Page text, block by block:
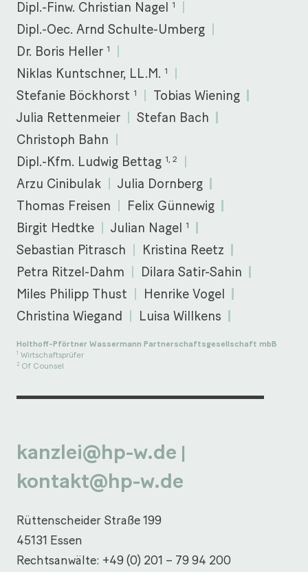
Dipl.-Finw. Christian Nagel 1
Dipl.-Oec. Arnd Schulte-Umberg
Dr. Boris Heller 1
Niklas Kuntschner, LL.M. 1
Stefanie Böckhorst 1
Tobias Wiening
Julia Rettenmeier
Stefan Bach
Christoph Bahn
Dipl.-Kfm. Ludwig Bettag 1, 2
Arzu Cinibulak
Julia Dornberg
Thomas Freisen
Felix Günnewig
Birgit Hedtke
Julian Nagel 1
Sebastian Pitrasch
Kristina Reetz
Petra Ritzel-Dahm
Dilara Satir-Sahin
Miles Philipp Thust
Henrike Vogel
Christina Wiegand
Luisa Willkens
Holthoff-Pförtner Wassermann Partnerschaftsgesellschaft mbB
1 Wirtschaftsprüfer
2 Of Counsel
kanzlei@hp-w.de |
kontakt@hp-w.de
Rüttenscheider Straße 199
45131 Essen
Rechtsanwälte: +49 (0) 201 – 79 94 200